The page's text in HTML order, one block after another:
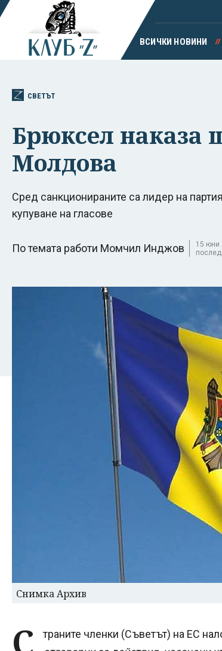
ВСИЧКИ НОВИНИ
СВЕТЪТ
Брюксел наказа
Молдова
Сред санкционираните са лидер на
купуване на гласове
По темата работи Момчил Инджов
15 юни
Снимка Архив
траните членки (Съветът) на ЕС